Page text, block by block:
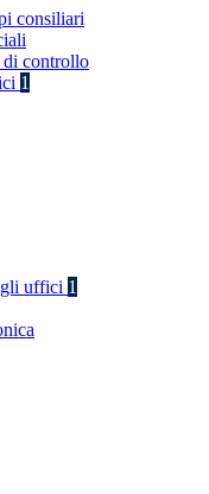
consiliari
controllo
1
uffici 1